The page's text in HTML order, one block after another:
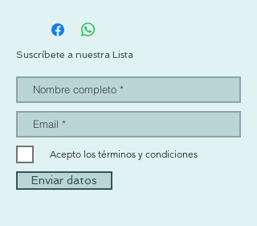
Suscríbete a nuestra Lista
Acepto los términos y condiciones
Enviar datos